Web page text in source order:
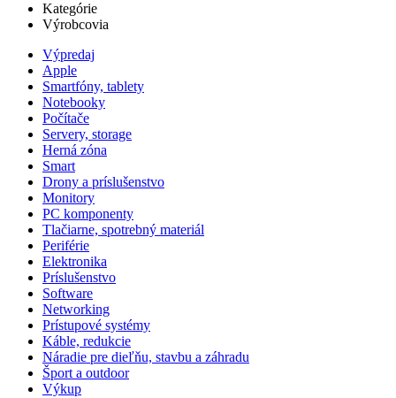
Kategórie
Výrobcovia
Výpredaj
Apple
Smartfóny, tablety
Notebooky
Počítače
Servery, storage
Herná zóna
Smart
Drony a príslušenstvo
Monitory
PC komponenty
Tlačiarne, spotrebný materiál
Periférie
Elektronika
Príslušenstvo
Software
Networking
Prístupové systémy
Káble, redukcie
Náradie pre dieľňu, stavbu a záhradu
Šport a outdoor
Výkup